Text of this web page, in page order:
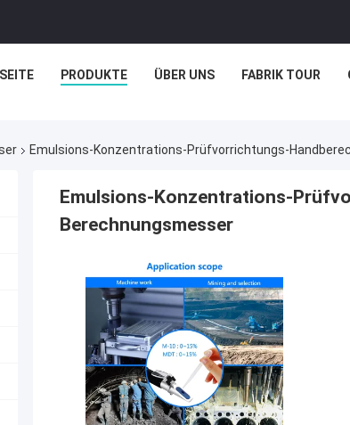
PRODUKTE ÜBER UNS FABRIK TOUR
Emulsions-Konzentrations-Prüfvorrichtungs-
Emulsions-Konzentrations-
Berechnungsmesser